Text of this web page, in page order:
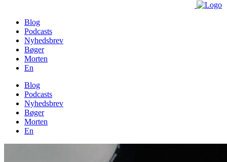
Blog
Podcasts
Nyhedsbrev
Bøger
Morten
En
Blog
Podcasts
Nyhedsbrev
Bøger
Morten
En